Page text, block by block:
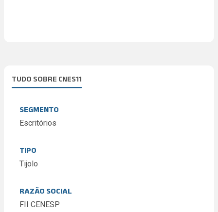
TUDO SOBRE CNES11
SEGMENTO
Escritórios
TIPO
Tijolo
RAZÃO SOCIAL
FII CENESP